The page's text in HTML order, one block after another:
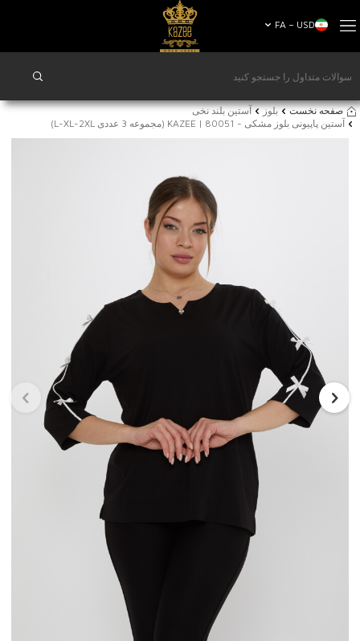
FA − USD
صفحه نخست بلوز
آستین بلند نخی
آستین پاپیونی بلوز مشکی - 80051 | KAZEE (مجموعه 3 عددی L-XL-2XL)